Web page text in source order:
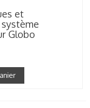
et
Globo